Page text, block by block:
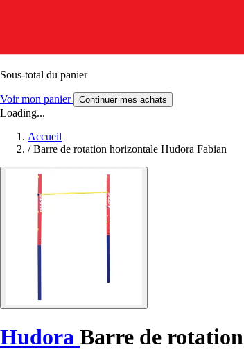
Sous-total du panier
Voir mon panier Continuer mes achats
Loading...
Accueil
/ Barre de rotation horizontale Hudora Fabian
Hudora Barre de